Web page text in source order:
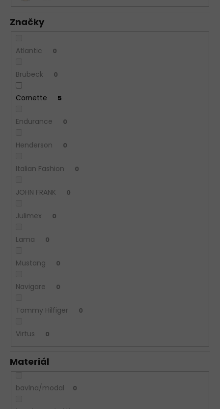
Značky
Atlantic 0
Brubeck 0
Cornette 5
Endurance 0
Henderson 0
Italian Fashion 0
JOHN FRANK 0
Julimex 0
Lama 0
Mustang 0
Navigare 0
Tommy Hilfiger 0
Virtus 0
Materiál
bavlna/modal 0